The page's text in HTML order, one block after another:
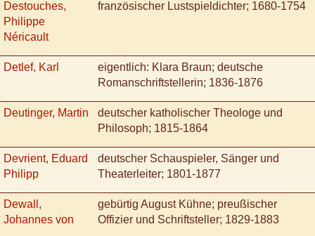
Destouches,
Philippe
Néricault
französischer Lustspieldichter; 1680-1754
Detlef, Karl
eigentlich: Klara Braun; deutsche
Romanschriftstellerin; 1836-1876
Deutinger, Martin
deutscher katholischer Theologe und
Philosoph; 1815-1864
Devrient, Eduard
Philipp
deutscher Schauspieler, Sänger und
Theaterleiter; 1801-1877
Dewall,
Johannes von
gebürtig August Kühne; preußischer
Offizier und Schriftsteller; 1829-1883